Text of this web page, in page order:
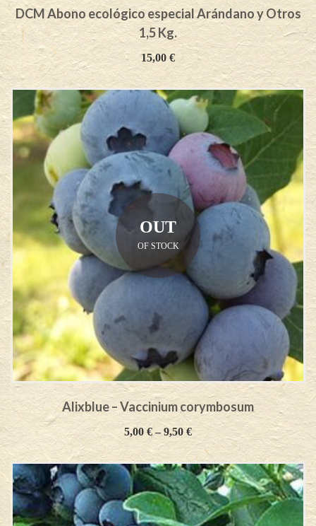
DCM Abono ecológico especial Arándano y Otros
1,5 Kg.
15,00€
OUT
OF STOCK
Alixblue – Vaccinium corymbosum
5,00€–9,50€